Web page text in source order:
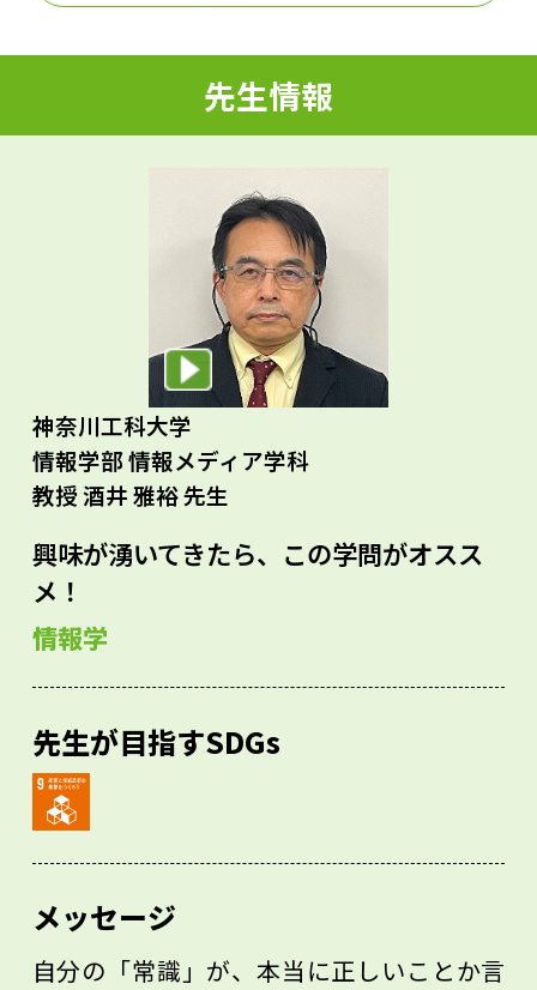
o
先生情報
神奈川工科大学
情報学部 情報メディア学科
教授 酒井 雅裕 先生
興味が湧いてきたら、この学問がオスス
メ！
情報学
先生が目指すSDGs
メッセージ
自分の「常識」が、本当に正しいことか言